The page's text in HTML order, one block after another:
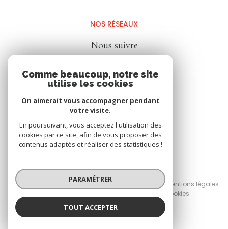
NOS RÉSEAUX
Nous suivre
© 2026 | Tous droits réservés
Nos honoraires
Nos partenaires
Mentions légales
Cookies
Comme beaucoup, notre site
utilise les cookies
On aimerait vous accompagner pendant
votre visite.
En poursuivant, vous acceptez l'utilisation des
cookies par ce site, afin de vous proposer des
contenus adaptés et réaliser des statistiques !
PARAMÉTRER
TOUT ACCEPTER